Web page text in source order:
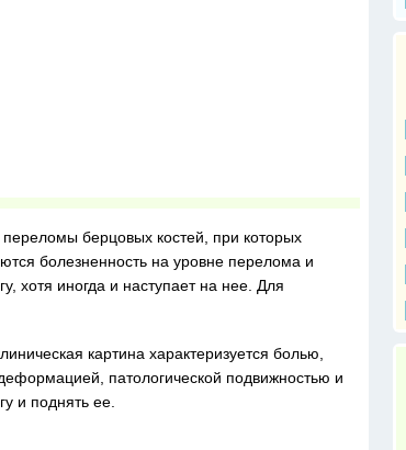
берцовых костей, при которых
болезненность на уровне перелома и
хотя иногда и наступает на нее. Для
картина характеризуется болью,
патологической подвижностью и
и поднять ее.